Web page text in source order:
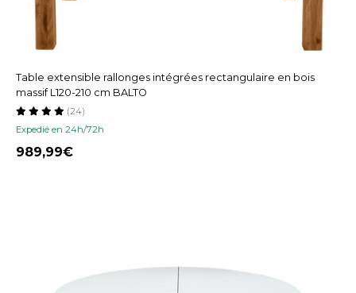
Table extensible rallonges intégrées rectangulaire en bois
massif L120-210 cm BALTO
Expedié en 24h/72h
(24)
989,99